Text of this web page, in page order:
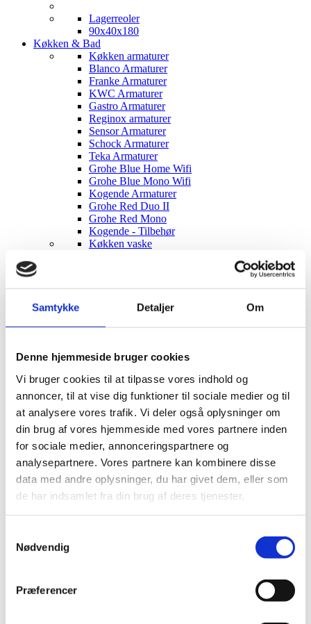
Samtykke Detaljer Om
Denne hjemmeside bruger cookies
Vi bruger cookies til at tilpasse vores indhold og
annoncer, til at vise dig funktioner til sociale medier og til
at analysere vores trafik. Vi deler også oplysninger om
din brug af vores hjemmeside med vores partnere inden
for sociale medier, annonceringspartnere og
analysepartnere. Vores partnere kan kombinere disse
data med andre oplysninger, du har givet dem, eller som
de har indsamlet fra din brug af deres tjenester.
Nødvendig
Præferencer
Lagerreoler
90x40x180
Køkken & Bad
Køkken armaturer
Blanco Armaturer
Franke Armaturer
KWC Armaturer
Gastro Armaturer
Reginox armaturer
Sensor Armaturer
Schock Armaturer
Teka Armaturer
Grohe Blue Home Wifi
Grohe Blue Mono Wifi
Kogende Armaturer
Grohe Red Duo II
Grohe Red Mono
Kogende - Tilbehør
Køkken vaske
InSinkErator
Håndvaske armaturer
Blanco sæbedispensere
KWC Sæbedisp.
Reginox sæbedisp.
Brusesæt/Brusepanel
Brusepaneler
Brusesæt
Udendørs brusere
Afløbsrende
Rustfrit afløb
Sort glas afløb
Hvidt glas afløb
Pedal systemer